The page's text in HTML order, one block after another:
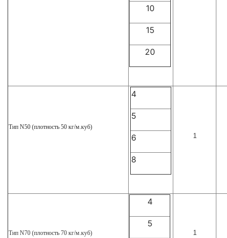
10
15
20
Тип N50 (плотность 50 кг/м.куб)
4
5
6
8
1
Тип N70 (плотность 70 кг/м.куб)
4
5
1